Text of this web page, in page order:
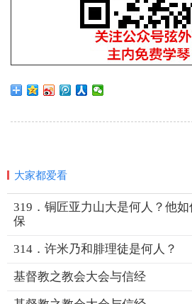
大家都爱看
319．铜匠亚力山大是何人？他
保
314．许米乃和腓理徒是何人？
基督教之教会大会与信经